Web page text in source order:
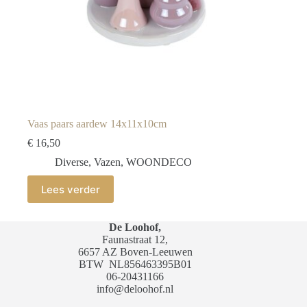
Vaas paars aardew 14x11x10cm
€ 16,50
Diverse, Vazen, WOONDECO
Lees verder
De Loohof,
Faunastraat 12,
6657 AZ Boven-Leeuwen
BTW NL856463395B01
06-20431166
info@deloohof.nl